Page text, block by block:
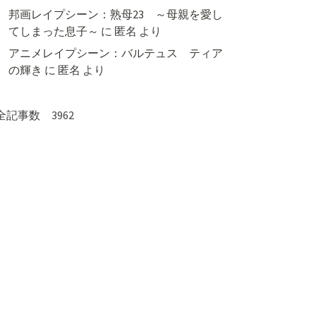
邦画レイプシーン：熟母23 ～母親を愛し
てしまった息子～ に 匿名 より
アニメレイプシーン：バルテュス ティア
の輝き に 匿名 より
記事数 3962